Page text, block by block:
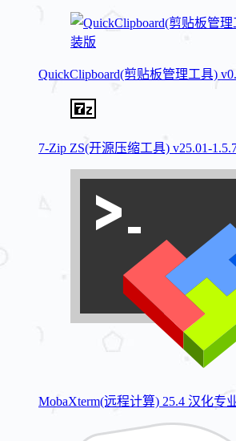
QuickClipboard(剪贴板管理工具)
7-Zip ZS(开源压缩工具) v25.01-
MobaXterm(远程计算) 25.4 汉化专